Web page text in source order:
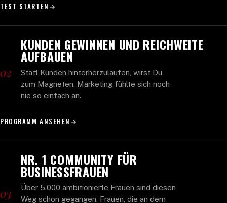
TEST STARTEN →
02
KUNDEN GEWINNEN UND REICHWEITE
AUFBAUEN
Statt Kunden hinterherzulaufen, wirst Du
zum Magneten. Marketing fühlte sich noch
nie so einfach an.
PROGRAMM ANSEHEN →
03
NR. 1 COMMUNITY FÜR
BUSINESSFRAUEN
Über 5.000 ambitionierte Frauen sind diesen
Weg schon gegangen. Frauen, die an dem